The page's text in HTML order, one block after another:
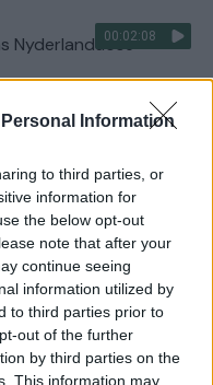
Information
to third parties, or
information for
the below opt-out
note that after your
continue seeing
information utilized by
to third parties prior to
out of the further
by third parties on the
This information may
00:02:08
Nyderlanduose
00:00:30
r.: dviejų moterų ir